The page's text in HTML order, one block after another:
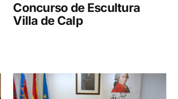
Concurso de Escultura
Villa de Calp